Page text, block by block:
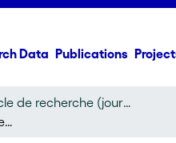
Data Publications
Article de recherche (journal article)
18 biographies langagières / Sprachbiographien – Année européenne des langues 2001